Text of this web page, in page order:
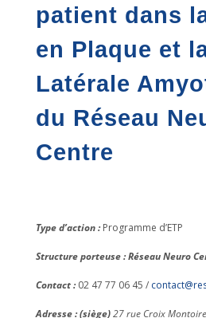
patient dans
en Plaque et
Latérale
du Réseau
Centre
Type d’action :Programme d’ETP
Structure porteuse : Réseau Neuro
Contact :02 47 77 06 45 /
Adresse : (siège)27 rue Croix